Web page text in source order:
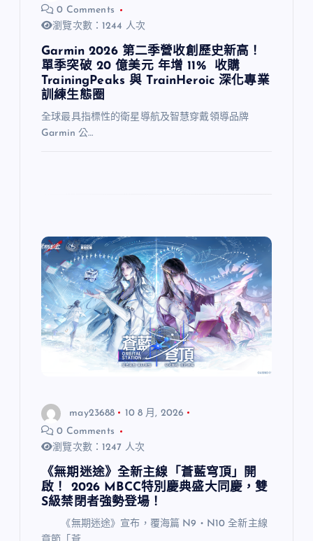
0 Comments
瀏覽次數：1244 人次
Garmin 2026 第二季營收創歷史新高！
單季突破 20 億美元 年增 11% 收購
TrainingPeaks 與 TrainHeroic 深化專業
訓練生態圈
全球最具指標性的衛星導航及智慧穿戴領導品牌
Garmin 公…
may23688
10 8 月, 2026
0 Comments
瀏覽次數：1247 人次
《無期迷途》全新主線「蒼藍穹頂」開
啟！ 2026 MBCC特別慶典盛大同慶，雙
S級禁閉者強勢登場！
《無期迷途》宣布，覆海篇 N9・N10 全新主線